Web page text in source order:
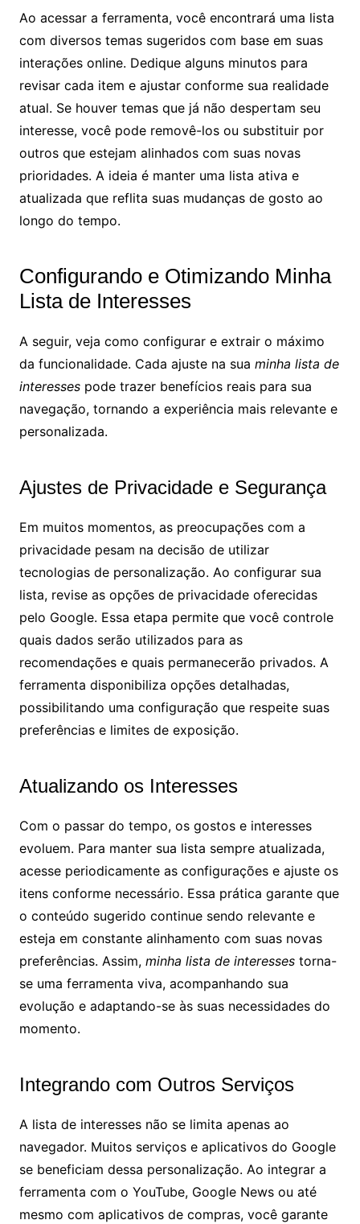
Ao acessar a ferramenta, você encontrará uma lista
com diversos temas sugeridos com base em suas
interações online. Dedique alguns minutos para
revisar cada item e ajustar conforme sua realidade
atual. Se houver temas que já não despertam seu
interesse, você pode removê-los ou substituir por
outros que estejam alinhados com suas novas
prioridades. A ideia é manter uma lista ativa e
atualizada que reflita suas mudanças de gosto ao
longo do tempo.
Configurando e Otimizando Minha
Lista de Interesses
A seguir, veja como configurar e extrair o máximo
da funcionalidade. Cada ajuste na sua minha lista de
interessespode trazer benefícios reais para sua
navegação, tornando a experiência mais relevante e
personalizada.
Ajustes de Privacidade e Segurança
Em muitos momentos, as preocupações com a
privacidade pesam na decisão de utilizar
tecnologias de personalização. Ao configurar sua
lista, revise as opções de privacidade oferecidas
pelo Google. Essa etapa permite que você controle
quais dados serão utilizados para as
recomendações e quais permanecerão privados. A
ferramenta disponibiliza opções detalhadas,
possibilitando uma configuração que respeite suas
preferências e limites de exposição.
Atualizando os Interesses
Com o passar do tempo, os gostos e interesses
evoluem. Para manter sua lista sempre atualizada,
acesse periodicamente as configurações e ajuste os
itens conforme necessário. Essa prática garante que
o conteúdo sugerido continue sendo relevante e
esteja em constante alinhamento com suas novas
preferências. Assim, minha lista de interessestorna-
se uma ferramenta viva, acompanhando sua
evolução e adaptando-se às suas necessidades do
momento.
Integrando com Outros Serviços
A lista de interesses não se limita apenas ao
navegador. Muitos serviços e aplicativos do Google
se beneficiam dessa personalização. Ao integrar a
ferramenta com o YouTube, Google News ou até
mesmo com aplicativos de compras, você garante